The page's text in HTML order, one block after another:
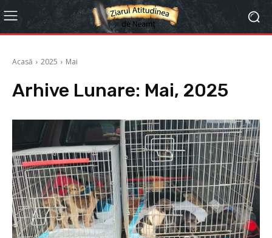
Acasă 2025 Mai
Arhive Lunare: Mai, 2025